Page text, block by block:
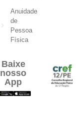
Anuidade
de
Pessoa
Física
Baixe
nosso
App